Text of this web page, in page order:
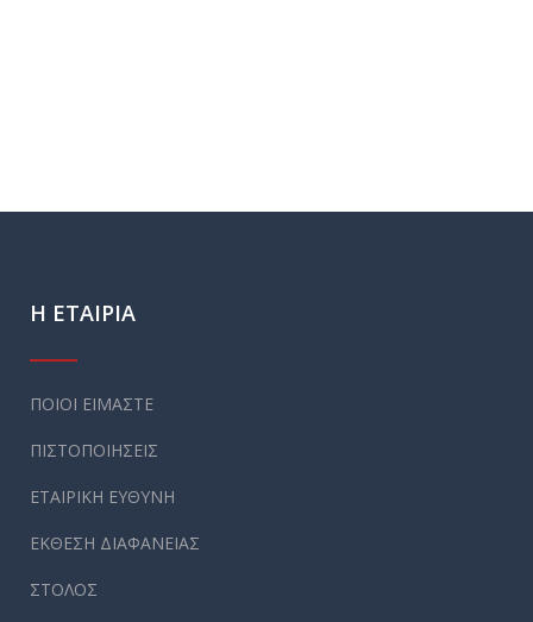
Η ΕΤΑΙΡΙΑ
ΠΟΙΟΙ ΕΙΜΑΣΤΕ
ΠΙΣΤΟΠΟΙΗΣΕΙΣ
ΕΤΑΙΡΙΚΗ ΕΥΘΥΝΗ
ΕΚΘΕΣΗ ΔΙΑΦΑΝΕΙΑΣ
ΣΤΟΛΟΣ